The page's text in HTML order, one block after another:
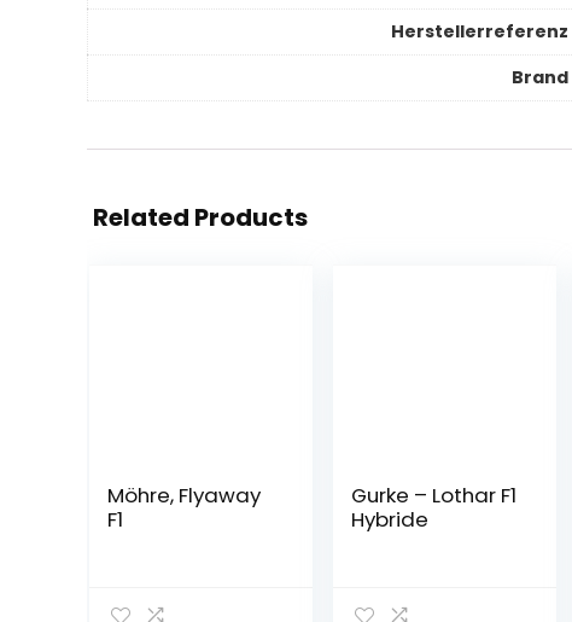
Herstellerreferenz
Brand
Related Products
Möhre, Flyaway
F1
Gurke – Lothar F1
Hybride